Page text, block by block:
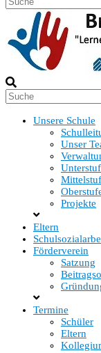
Unsere Schule
Unser
Projekte
Eltern
Förderverein
Satzung
Termine
Schüler
Eltern